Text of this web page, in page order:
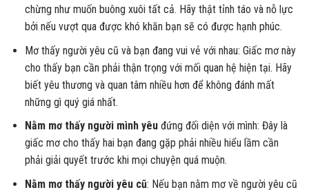
chừng như muốn buông xuôi tất cả. Hãy thật tỉnh táo và nỗ lực
bởi nếu vượt qua được khó khăn bạn sẽ có được hạnh phúc.
Mơ thấy người yêu cũ và bạn đang vui vẻ với nhau: Giấc mơ này
cho thấy bạn cần phải thận trọng với mối quan hệ hiện tại. Hãy
biết yêu thương và quan tâm nhiều hơn để không đánh mất
những gì quý giá nhất.
Nằm mơ thấy người mình yêu đứng đối diện với mình: Đây là
giấc mơ cho thấy hai bạn đang gặp phải nhiều hiểu lầm cần
phải giải quyết trước khi mọi chuyện quá muộn.
Nằm mơ thấy người yêu cũ: Nếu bạn nằm mơ về người yêu cũ